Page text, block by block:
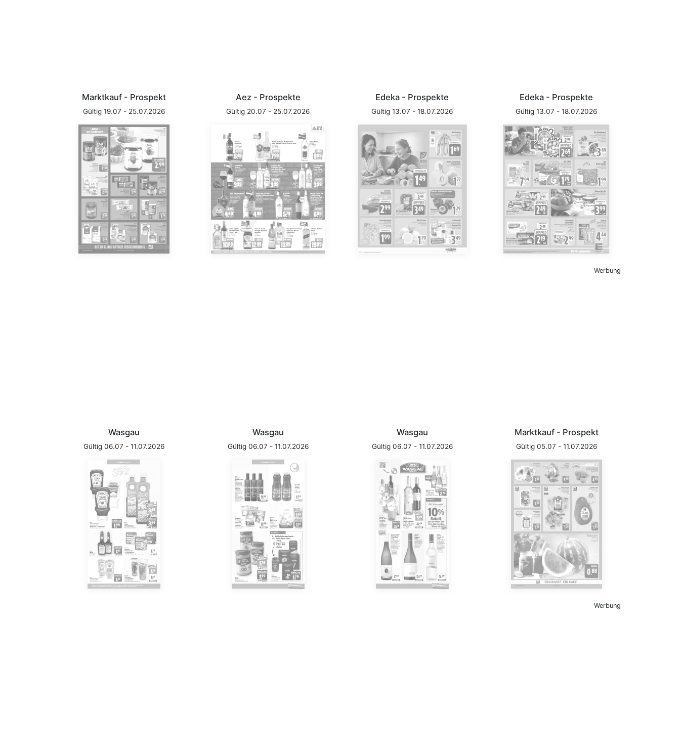
Marktkauf - Prospekt
Gültig 19.07 - 25.07.2026
Aez - Prospekte
Gültig 20.07 - 25.07.2026
Edeka - Prospekte
Gültig 13.07 - 18.07.2026
Edeka - Prospekte
Gültig 13.07 - 18.07.2026
Werbung
Wasgau
Gültig 06.07 - 11.07.2026
Wasgau
Gültig 06.07 - 11.07.2026
Wasgau
Gültig 06.07 - 11.07.2026
Marktkauf - Prospekt
Gültig 05.07 - 11.07.2026
Werbung